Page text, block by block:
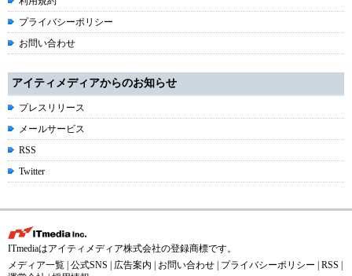
プライバシーポリシー
お問い合わせ
アイティメディアからのお知らせ
プレスリリース
メールサービス
RSS
Twitter
ITmediaはアイティメディア株式会社の登録商標です。
メディア一覧 公式SNS 広告案内 お問い合わせ プライバシーポリシー RSS